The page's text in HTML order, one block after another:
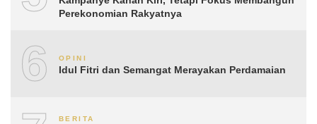
Perekonomian Rakyatnya
6 OPINI
Idul Fitri dan Semangat Merayakan Perdamaian
BERITA